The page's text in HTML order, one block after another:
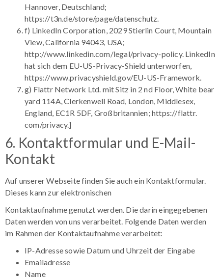
Hannover, Deutschland;
https://t3n.de/store/page/datenschutz.
f) LinkedIn Corporation, 2029 Stierlin Court, Mountain
View, California 94043, USA;
http://www.linkedin.com/legal/privacy-policy. LinkedIn
hat sich dem EU-US-Privacy-Shield unterworfen,
https://www.privacyshield.gov/EU-US-Framework.
g) Flattr Network Ltd. mit Sitz in 2 nd Floor, White bear
yard 114A, Clerkenwell Road, London, Middlesex,
England, EC1R 5DF, Großbritannien; https://flattr.
com/privacy.]
6. Kontaktformular und E-Mail-
Kontakt
Auf unserer Webseite finden Sie auch ein Kontaktformular.
Dieses kann zur elektronischen
Kontaktaufnahme genutzt werden. Die darin eingegebenen
Daten werden von uns verarbeitet. Folgende Daten werden
im Rahmen der Kontaktaufnahme verarbeitet:
IP-Adresse sowie Datum und Uhrzeit der Eingabe
Emailadresse
Name